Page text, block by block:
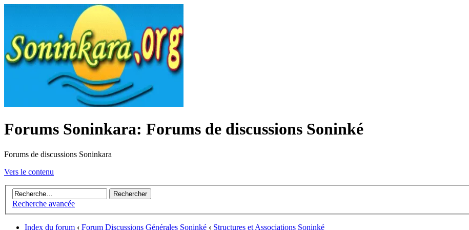
Forums Soninkara: Forums de discussions Soninké
Forums de discussions Soninkara
Vers le contenu
Recherche avancée
Index du forum ‹ Forum Discussions Générales Soninké ‹ Structures et Associations Soninké